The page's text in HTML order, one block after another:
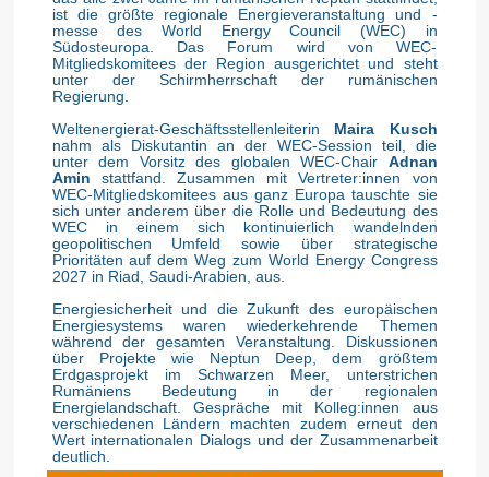
ist die größte regionale Energieveranstaltung und -
messe des World Energy Council (WEC) in
Südosteuropa. Das Forum wird von WEC-
Mitgliedskomitees der Region ausgerichtet und steht
unter der Schirmherrschaft der rumänischen
Regierung.
Weltenergierat-Geschäftsstellenleiterin Maira Kusch
nahm als Diskutantin an der WEC-Session teil, die
unter dem Vorsitz des globalen WEC-Chair Adnan
Amin stattfand. Zusammen mit Vertreter:innen von
WEC-Mitgliedskomitees aus ganz Europa tauschte sie
sich unter anderem über die Rolle und Bedeutung des
WEC in einem sich kontinuierlich wandelnden
geopolitischen Umfeld sowie über strategische
Prioritäten auf dem Weg zum World Energy Congress
2027 in Riad, Saudi-Arabien, aus.
Energiesicherheit und die Zukunft des europäischen
Energiesystems waren wiederkehrende Themen
während der gesamten Veranstaltung. Diskussionen
über Projekte wie Neptun Deep, dem größtem
Erdgasprojekt im Schwarzen Meer, unterstrichen
Rumäniens Bedeutung in der regionalen
Energielandschaft. Gespräche mit Kolleg:innen aus
verschiedenen Ländern machten zudem erneut den
Wert internationalen Dialogs und der Zusammenarbeit
deutlich.